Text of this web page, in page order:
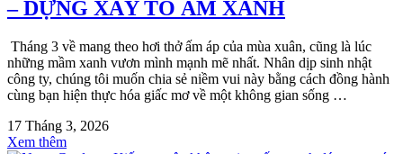
– DỰNG XÂY TỔ ẤM XANH
Tháng 3 về mang theo hơi thở ấm áp của mùa xuân, cũng là lúc
những mầm xanh vươn mình mạnh mẽ nhất. Nhân dịp sinh nhật
công ty, chúng tôi muốn chia sẻ niềm vui này bằng cách đồng hành
cùng bạn hiện thực hóa giấc mơ về một không gian sống …
17 Tháng 3, 2026
Xem thêm